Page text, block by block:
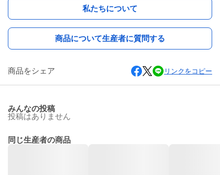
私たちについて
商品について生産者に質問する
商品をシェア リンクをコピー
みんなの投稿
投稿はありません
同じ生産者の商品